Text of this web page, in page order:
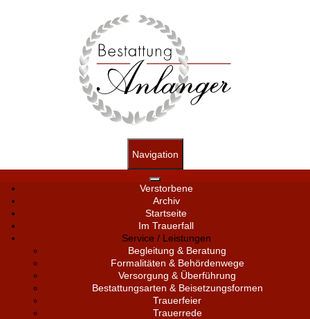
Navigation
Verstorbene
Archiv
Startseite
Im Trauerfall
Service / Leistungen
Begleitung & Beratung
Formalitäten & Behördenwege
Versorgung & Überführung
Bestattungsarten & Beisetzungsformen
Trauerfeier
Trauerrede